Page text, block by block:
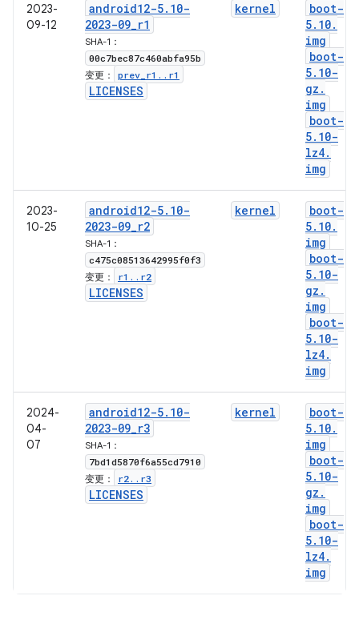
2023-
09-12
android12-5. 10-
2023-09_r1
SHA-1：
00c7bec87c460abfa95b
变更： prev r1 . . r1
LICENSES
kernel
boot-
5. 10.
img
boot-
5. 10-
gz .
img
boot-
5. 10-
lz4.
img
2023-
10-25
android12-5. 10-
2023-09_r2
SHA-1：
c475c08513642995f0f3
变更： r1 . . r2
LICENSES
kernel
boot-
5. 10.
img
boot-
5. 10-
gz .
img
boot-
5. 10-
lz4.
img
2024-
04-
07
android12-5. 10-
2023-09_r3
SHA-1：
7bd1d5870f6a55cd7910
变更： r2. . r3
LICENSES
kernel
boot-
5. 10.
img
boot-
5. 10-
gz .
img
boot-
5. 10-
lz4.
img